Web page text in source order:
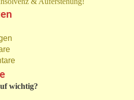
wichtig?